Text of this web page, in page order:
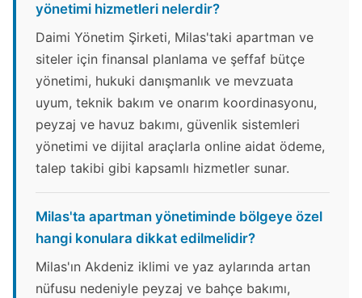
yönetimi hizmetleri nelerdir?
Daimi Yönetim Şirketi, Milas'taki apartman ve
siteler için finansal planlama ve şeffaf bütçe
yönetimi, hukuki danışmanlık ve mevzuata
uyum, teknik bakım ve onarım koordinasyonu,
peyzaj ve havuz bakımı, güvenlik sistemleri
yönetimi ve dijital araçlarla online aidat ödeme,
talep takibi gibi kapsamlı hizmetler sunar.
Milas'ta apartman yönetiminde bölgeye özel
hangi konulara dikkat edilmelidir?
Milas'ın Akdeniz iklimi ve yaz aylarında artan
nüfusu nedeniyle peyzaj ve bahçe bakımı,